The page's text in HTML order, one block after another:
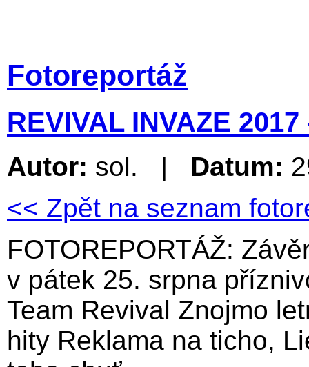
Fotoreportáž
REVIVAL INVAZE
Autor: sol. | Datum:
<< Zpět na seznam
FOTOREPORTÁŽ:
v pátek 25. srpna
Team Revival Znojmo
hity Reklama na ticho,